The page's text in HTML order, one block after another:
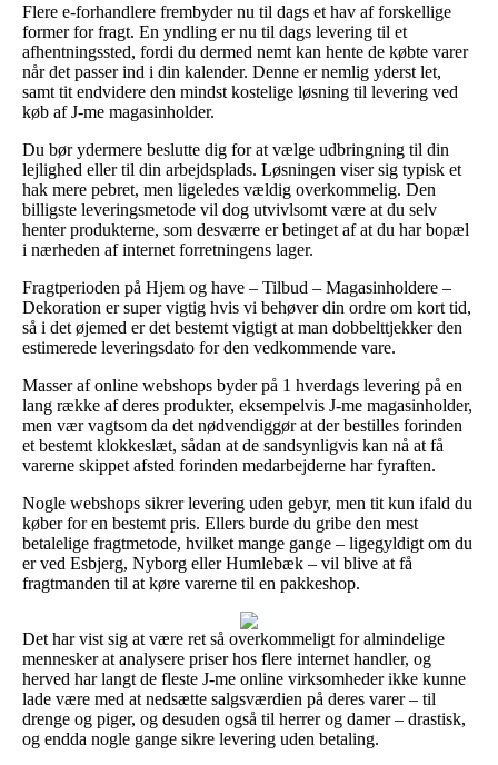
Flere e-forhandlere frembyder nu til dags et hav af forskellige
former for fragt. En yndling er nu til dags levering til et
afhentningssted, fordi du dermed nemt kan hente de købte varer
når det passer ind i din kalender. Denne er nemlig yderst let,
samt tit endvidere den mindst kostelige løsning til levering ved
køb af J-me magasinholder.
Du bør ydermere beslutte dig for at vælge udbringning til din
lejlighed eller til din arbejdsplads. Løsningen viser sig typisk et
hak mere pebret, men ligeledes vældig overkommelig. Den
billigste leveringsmetode vil dog utvivlsomt være at du selv
henter produkterne, som desværre er betinget af at du har bopæl
i nærheden af internet forretningens lager.
Fragtperioden på Hjem og have – Tilbud – Magasinholdere –
Dekoration er super vigtig hvis vi behøver din ordre om kort tid,
så i det øjemed er det bestemt vigtigt at man dobbelttjekker den
estimerede leveringsdato for den vedkommende vare.
Masser af online webshops byder på 1 hverdags levering på en
lang række af deres produkter, eksempelvis J-me magasinholder,
men vær vagtsom da det nødvendiggør at der bestilles forinden
et bestemt klokkeslæt, sådan at de sandsynligvis kan nå at få
varerne skippet afsted forinden medarbejderne har fyraften.
Nogle webshops sikrer levering uden gebyr, men tit kun ifald du
køber for en bestemt pris. Ellers burde du gribe den mest
betalelige fragtmetode, hvilket mange gange – ligegyldigt om du
er ved Esbjerg, Nyborg eller Humlebæk – vil blive at få
fragtmanden til at køre varerne til en pakkeshop.
Det har vist sig at være ret så overkommeligt for almindelige
mennesker at analysere priser hos flere internet handler, og
herved har langt de fleste J-me online virksomheder ikke kunne
lade være med at nedsætte salgsværdien på deres varer – til
drenge og piger, og desuden også til herrer og damer – drastisk,
og endda nogle gange sikre levering uden betaling.